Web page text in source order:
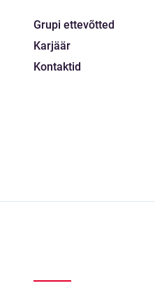
Grupi ettevõtted
Karjäär
Kontaktid